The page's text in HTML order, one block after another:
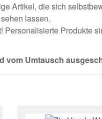
Artikel, die sich
lassen.
Produkte
vom Umtausch